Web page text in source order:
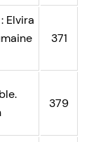
Elvira
371
379